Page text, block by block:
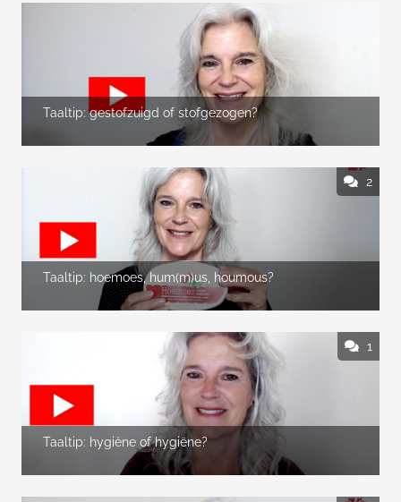
Taaltip: gestofzuigd of stofgezogen?
2
Taaltip: hoemoes, hum(m)us, houmous?
1
Taaltip: hygiène of hygiëne?